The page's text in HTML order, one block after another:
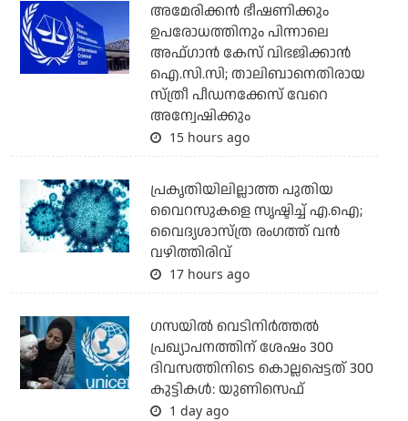
അമേരിക്കന്‍ ഭീഷണിക്കും
ഉപരോധത്തിനും പിന്നാലെ
അഫ്ഗാന്‍ കേസ് വിഭജിക്കാന്‍
ഐ.സി.സി; താലിബാനെതിരായ
സ്ത്രീ പീഡനക്കേസ് വേറെ
അന്വേഷിക്കും
15 hours ago
പ്രകൃതിയിലില്ലാത്ത പുതിയ
വൈറസുകളെ സൃഷ്ടിച്ച് എ.ഐ;
വൈദ്യശാസ്ത്ര രംഗത്ത് വന്‍
വഴിത്തിരിവ്
17 hours ago
ഗസയില്‍ വെടിനിര്‍ത്തല്‍
പ്രഖ്യാപനത്തിന് ശേഷം 300
ദിവസത്തിനിടെ കൊല്ലപ്പെട്ടത് 300
കുട്ടികള്‍: യുണിസെഫ്
1 day ago